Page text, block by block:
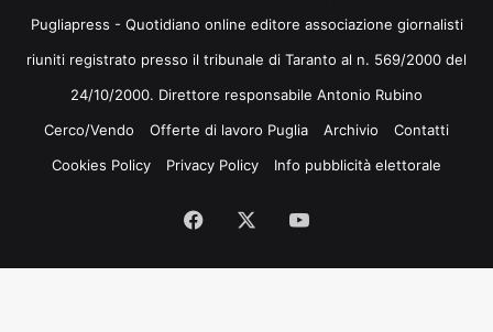
Pugliapress - Quotidiano online editore associazione giornalisti
riuniti registrato presso il tribunale di Taranto al n. 569/2000 del
24/10/2000. Direttore responsabile Antonio Rubino
Cerco/Vendo
Offerte di lavoro Puglia Archivio
Contatti
Cookies Policy
Privacy Policy Info pubblicità elettorale
Facebook
Tube